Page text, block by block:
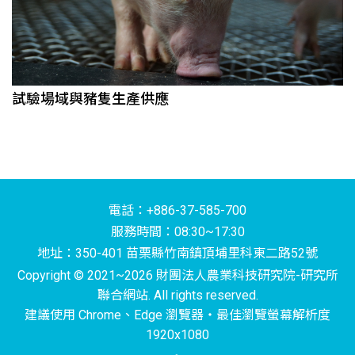
試驗場域與豬隻生產供應
電話：+886-37-585-700
服務時間：08:30~17:30
地址：350-401 苗栗縣竹南鎮頂埔里科東二路52號
Copyright © 2021~2026 財團法人農業科技研究院-研究所
聯合網站. All rights reserved.
建議使用 Chrome、Edge 瀏覽器‧最佳瀏覽螢幕解析度
1920x1080